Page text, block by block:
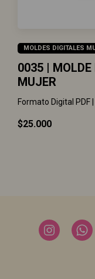
MOLDES DIGITALES
0035 |
MUJER
Formato Digital PDF
$25.000